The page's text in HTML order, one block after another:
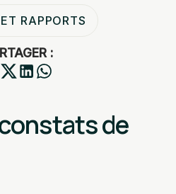
RAPPORTS
:
de